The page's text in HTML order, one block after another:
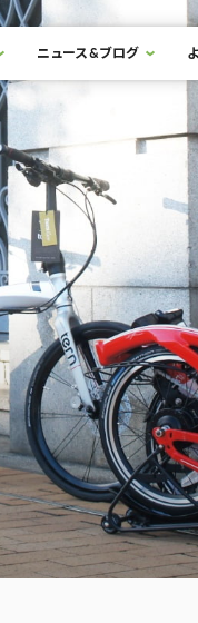
ニュース&ブログ